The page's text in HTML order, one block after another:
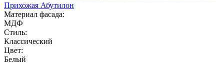
Прихожая Абутилон
Материал фасада:
МДФ
Стиль:
Классический
Цвет:
Белый